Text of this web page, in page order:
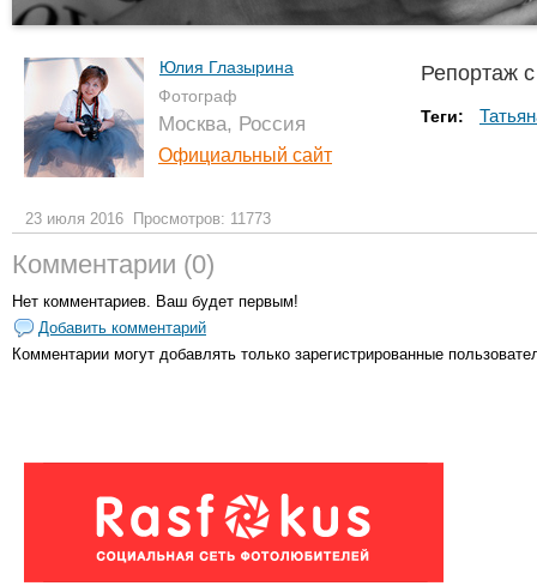
Юлия Глазырина
Фотограф
Москва, Россия
Официальный сайт
Репортаж
Теги:
23 июля 2016 Просмотров: 11773
Комментарии (0)
Нет комментариев. Ваш будет первым!
Добавить комментарий
Комментарии могут добавлять только зарегистрированные